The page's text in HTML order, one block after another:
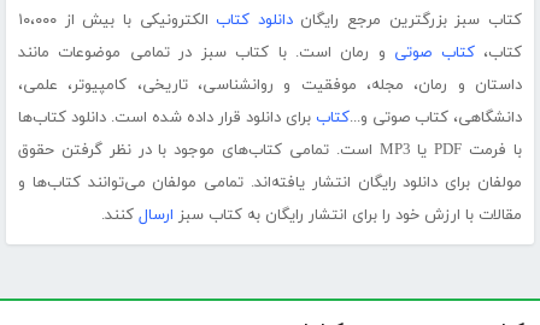
کتاب سبز بزرگترین مرجع رایگاندانلود کتاب
الکترونیکی با بیش از ۱۰،۰۰۰
کتاب،کتاب صوتی و رمان است. با کتاب سبز در تمامی موضوعات مانند
داستان و رمان، مجله، موفقیت و روانشناسی، تاریخی، کامپیوتر، علمی،
دانشگاهی، کتاب صوتی و...کتاب برای دانلود قرار داده شده است. دانلود کتاب‌ها
با فرمت PDF یا MP3 است. تمامی کتاب‌های موجود با در نظر گرفتن حقوق
مولفان برای دانلود رایگان انتشار یافته‌اند. تمامی مولفان می‌توانند کتاب‌ها و
مقالات با ارزش خود را برای انتشار رایگان به کتاب سبز ارسال کنند.